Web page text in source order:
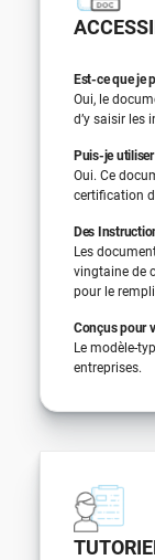
Est-ce que je
Oui, le
d’y saisir les
Puis-je
Oui. Ce
certification
Des
Les
vingtaine de
pour le
Conçus pour
Le modèle-
entreprises.